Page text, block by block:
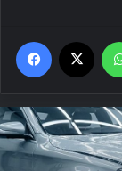
Facebook